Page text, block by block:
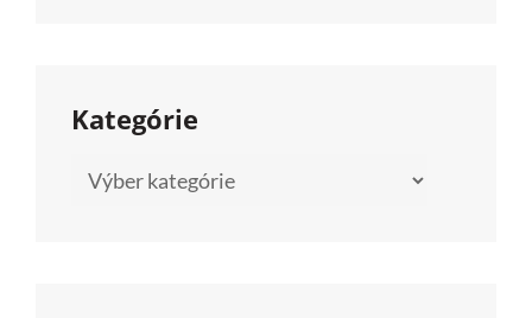
Kategórie
Kategórie